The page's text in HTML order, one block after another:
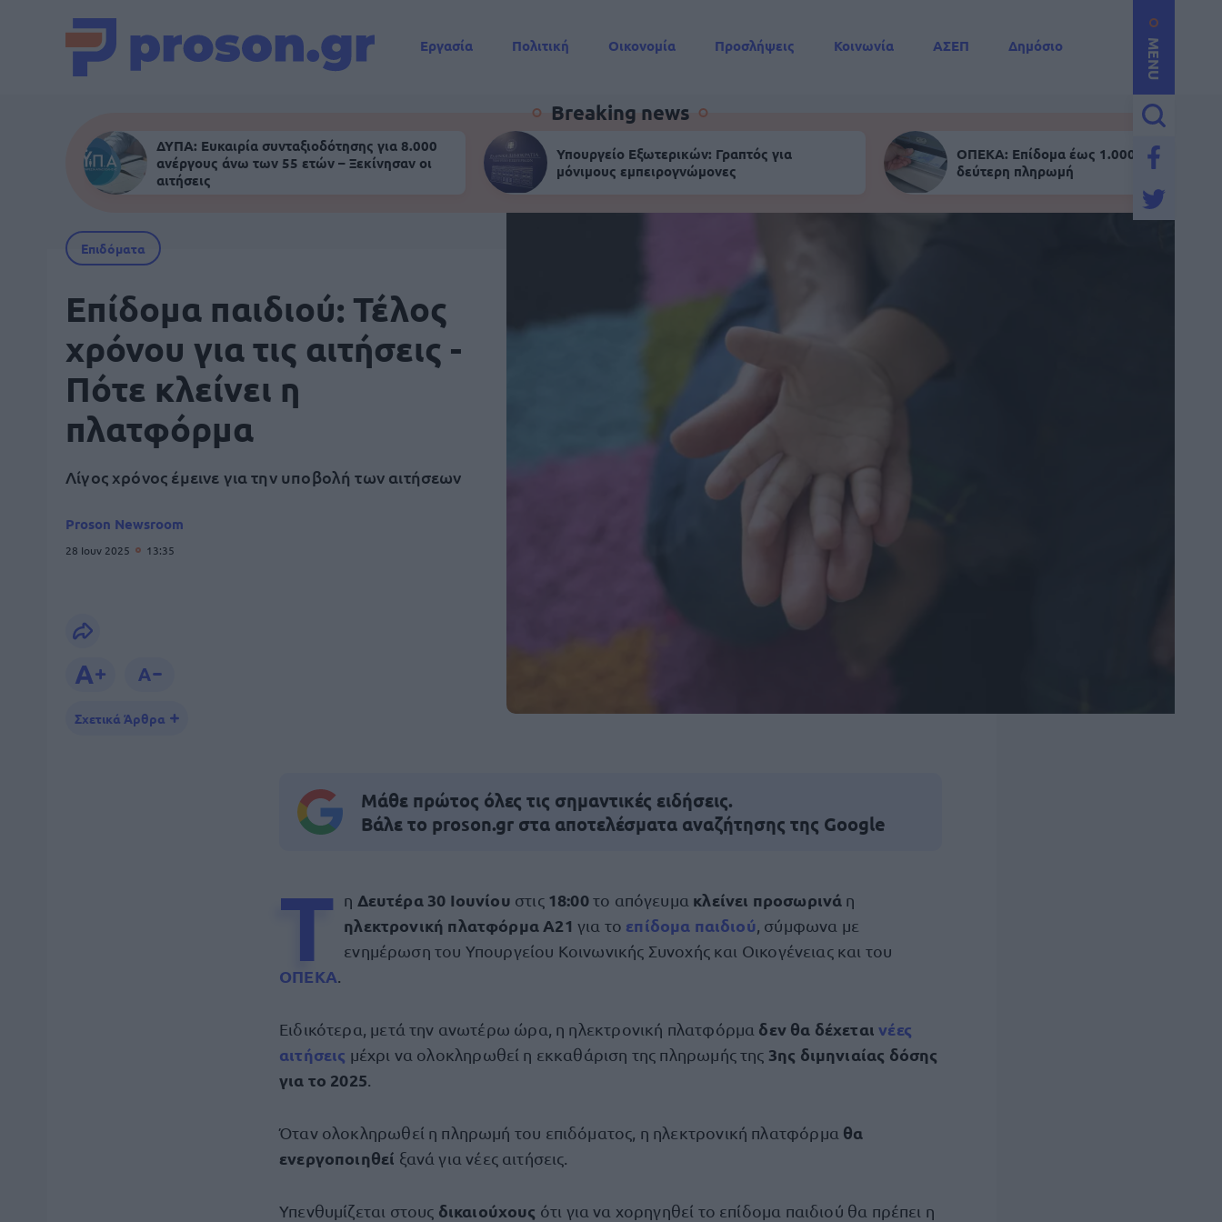
MENU
Εργασία Πολιτική Οικονομία Προσλήψεις Κοινωνία ΑΣΕΠ
Δημόσιο
Breaking news
ΔΥΠΑ: Ευκαιρία συνταξιοδότησης για 8.000
ανέργους άνω των 55 ετών – Ξεκίνησαν οι
αιτήσεις
Υπουργείο Εξωτερικών: Γραπτός για
μόνιμους εμπειρογνώμονες
ΟΠΕΚΑ: Επίδομα έως 1.000 ευρώ -
δεύτερη πληρωμή
Επιδόματα
Επίδομα παιδιού: Τέλος
χρόνου για τις αιτήσεις -
Πότε κλείνει η
πλατφόρμα
Λίγος χρόνος έμεινε για την υποβολή των αιτήσεων
Proson Newsroom
28 Ιουν 2025 13:35
Σχετικά Άρθρα
Μάθε πρώτος όλες τις σημαντικές ειδήσεις.
Βάλε το proson.gr στα αποτελέσματα αναζήτησης της Google
Τ η Δευτέρα 30 Ιουνίου στις 18:00το απόγευμα κλείνει προσωρινά η
ηλεκτρονική πλατφόρμα Α21 για το επίδομα παιδιού , σύμφωνα με
ενημέρωση του Υπουργείου Κοινωνικής Συνοχής και Οικογένειας και του
ΟΠΕΚΑ
Ειδικότερα, μετά την ανωτέρω ώρα, η ηλεκτρονική πλατφόρμα δεν θα δέχεταινέες
αιτήσεις μέχρι να ολοκληρωθεί η εκκαθάριση της πληρωμής της 3ης διμηνιαίας δόσης
για το 2025
Όταν ολοκληρωθεί η πληρωμή του επιδόματος, η ηλεκτρονική πλατφόρμα θα
ενεργοποιηθεί ξανά για νέες αιτήσεις.
Υπενθυμίζεται στους δικαιούχους ότι για να χορηγηθεί το επίδομα παιδιού θα πρέπει η